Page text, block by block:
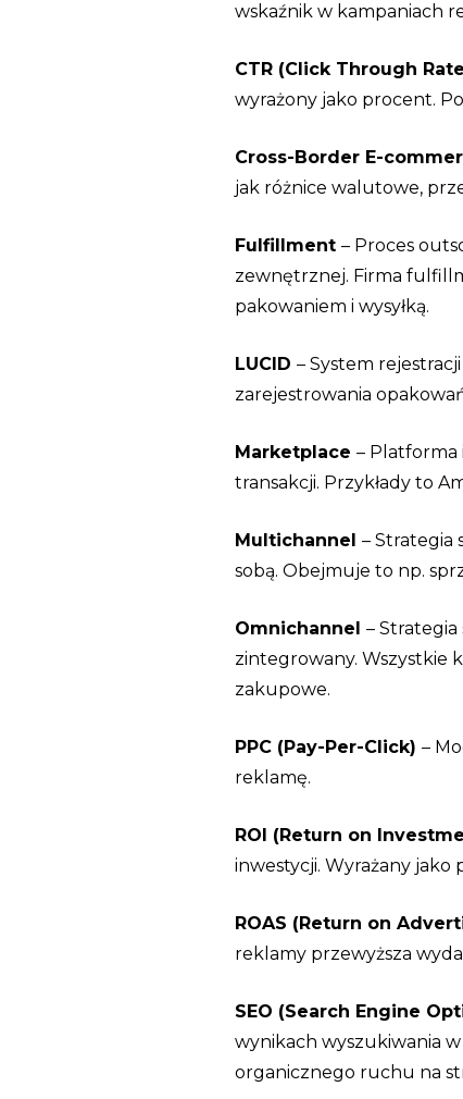
wskaźnik w kampaniach
CTR (Click Through
wyrażony jako procent.
Cross-Border E-
jak różnice walutowe,
Fulfillment – Proces
zewnętrznej. Firma
pakowaniem i wysyłką.
LUCID – System
zarejestrowania
Marketplace – Platforma
transakcji. Przykłady to
Multichannel – Strategia
sobą. Obejmuje to np.
Omnichannel –
zintegrowany. Wszystkie
zakupowe.
PPC (Pay-Per-Click) –
reklamę.
ROI (Return on
inwestycji. Wyrażany
ROAS (Return on
reklamy przewyższa
SEO (Search Engine
wynikach wyszukiwania
organicznego ruchu na